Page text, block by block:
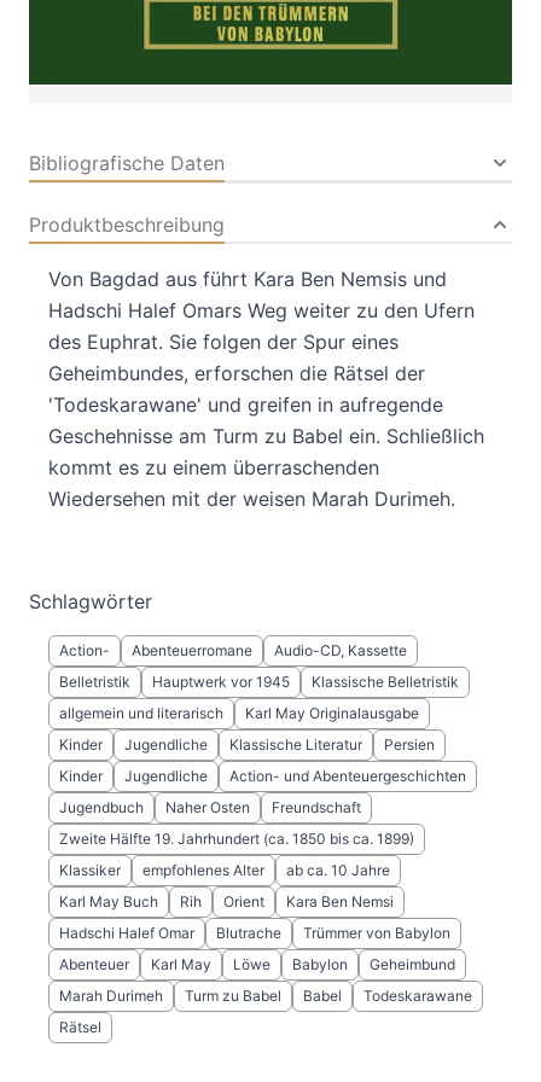
Audio-CD
ISBN: 978-3-
Bibliografische Daten
Produktbeschreibung
Von Bagdad aus führt Kara Ben Nemsis und
Hadschi Halef Omars Weg weiter zu den Ufern
des Euphrat. Sie folgen der Spur eines
Geheimbundes, erforschen die Rätsel der
'Todeskarawane' und greifen in aufregende
Geschehnisse am Turm zu Babel ein. Schließlich
kommt es zu einem überraschenden
Wiedersehen mit der weisen Marah Durimeh.
Schlagwörter
Action- Abenteuerromane
Audio-CD, Kassette
Belletristik
Hauptwerk vor 1945
Klassische Belletristik
allgemein und literarisch
Karl May Originalausgabe
Kinder
Jugendliche Klassische Literatur
Persien
Kinder
Jugendliche
Action- und Abenteuergeschichten
Jugendbuch
Naher Osten
Freundschaft
Zweite Hälfte 19. Jahrhundert (ca. 1850 bis ca. 1899)
Klassiker
empfohlenes Alter
ab ca. 10 Jahre
Karl May Buch
Rih Orient
Kara Ben Nemsi
Hadschi Halef Omar
Blutrache
Trümmer von Babylon
Abenteuer
Karl May Löwe Babylon
Geheimbund
Marah Durimeh
Turm zu Babel Babel
Todeskarawane
Rätsel